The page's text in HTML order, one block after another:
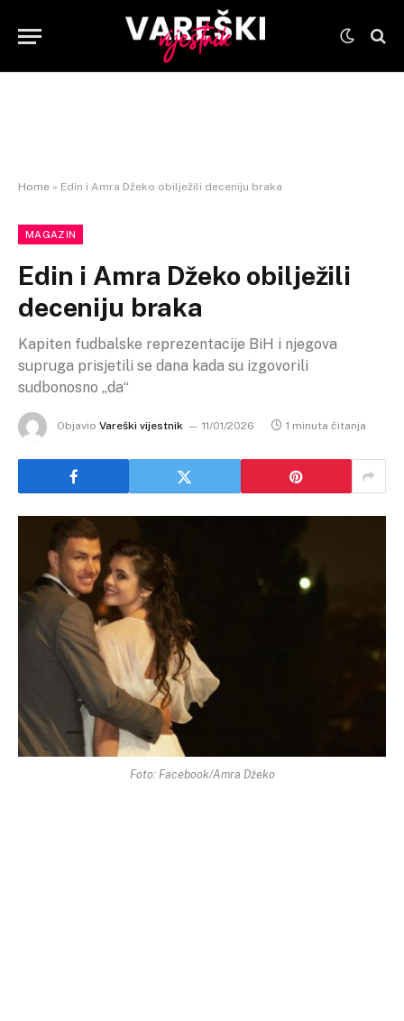
Home » Edin i Amra Džeko obilježili deceniju braka
MAGAZIN
Edin i Amra Džeko obilježili
deceniju braka
Kapiten fudbalske reprezentacije BiH i njegova
supruga prisjetili se dana kada su izgovorili
sudbonosno „da“
Objavio Vareški vijestnik 11/01/2026 1 minuta čitanja
Foto: Facebook/Amra Džeko